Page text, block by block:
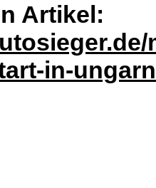
Artikel:
in-